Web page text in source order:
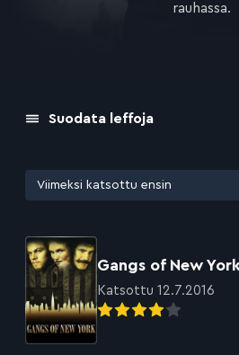
rauhassa.
Suodata leffoja
Gangs of New
Katsottu 12.7.2016